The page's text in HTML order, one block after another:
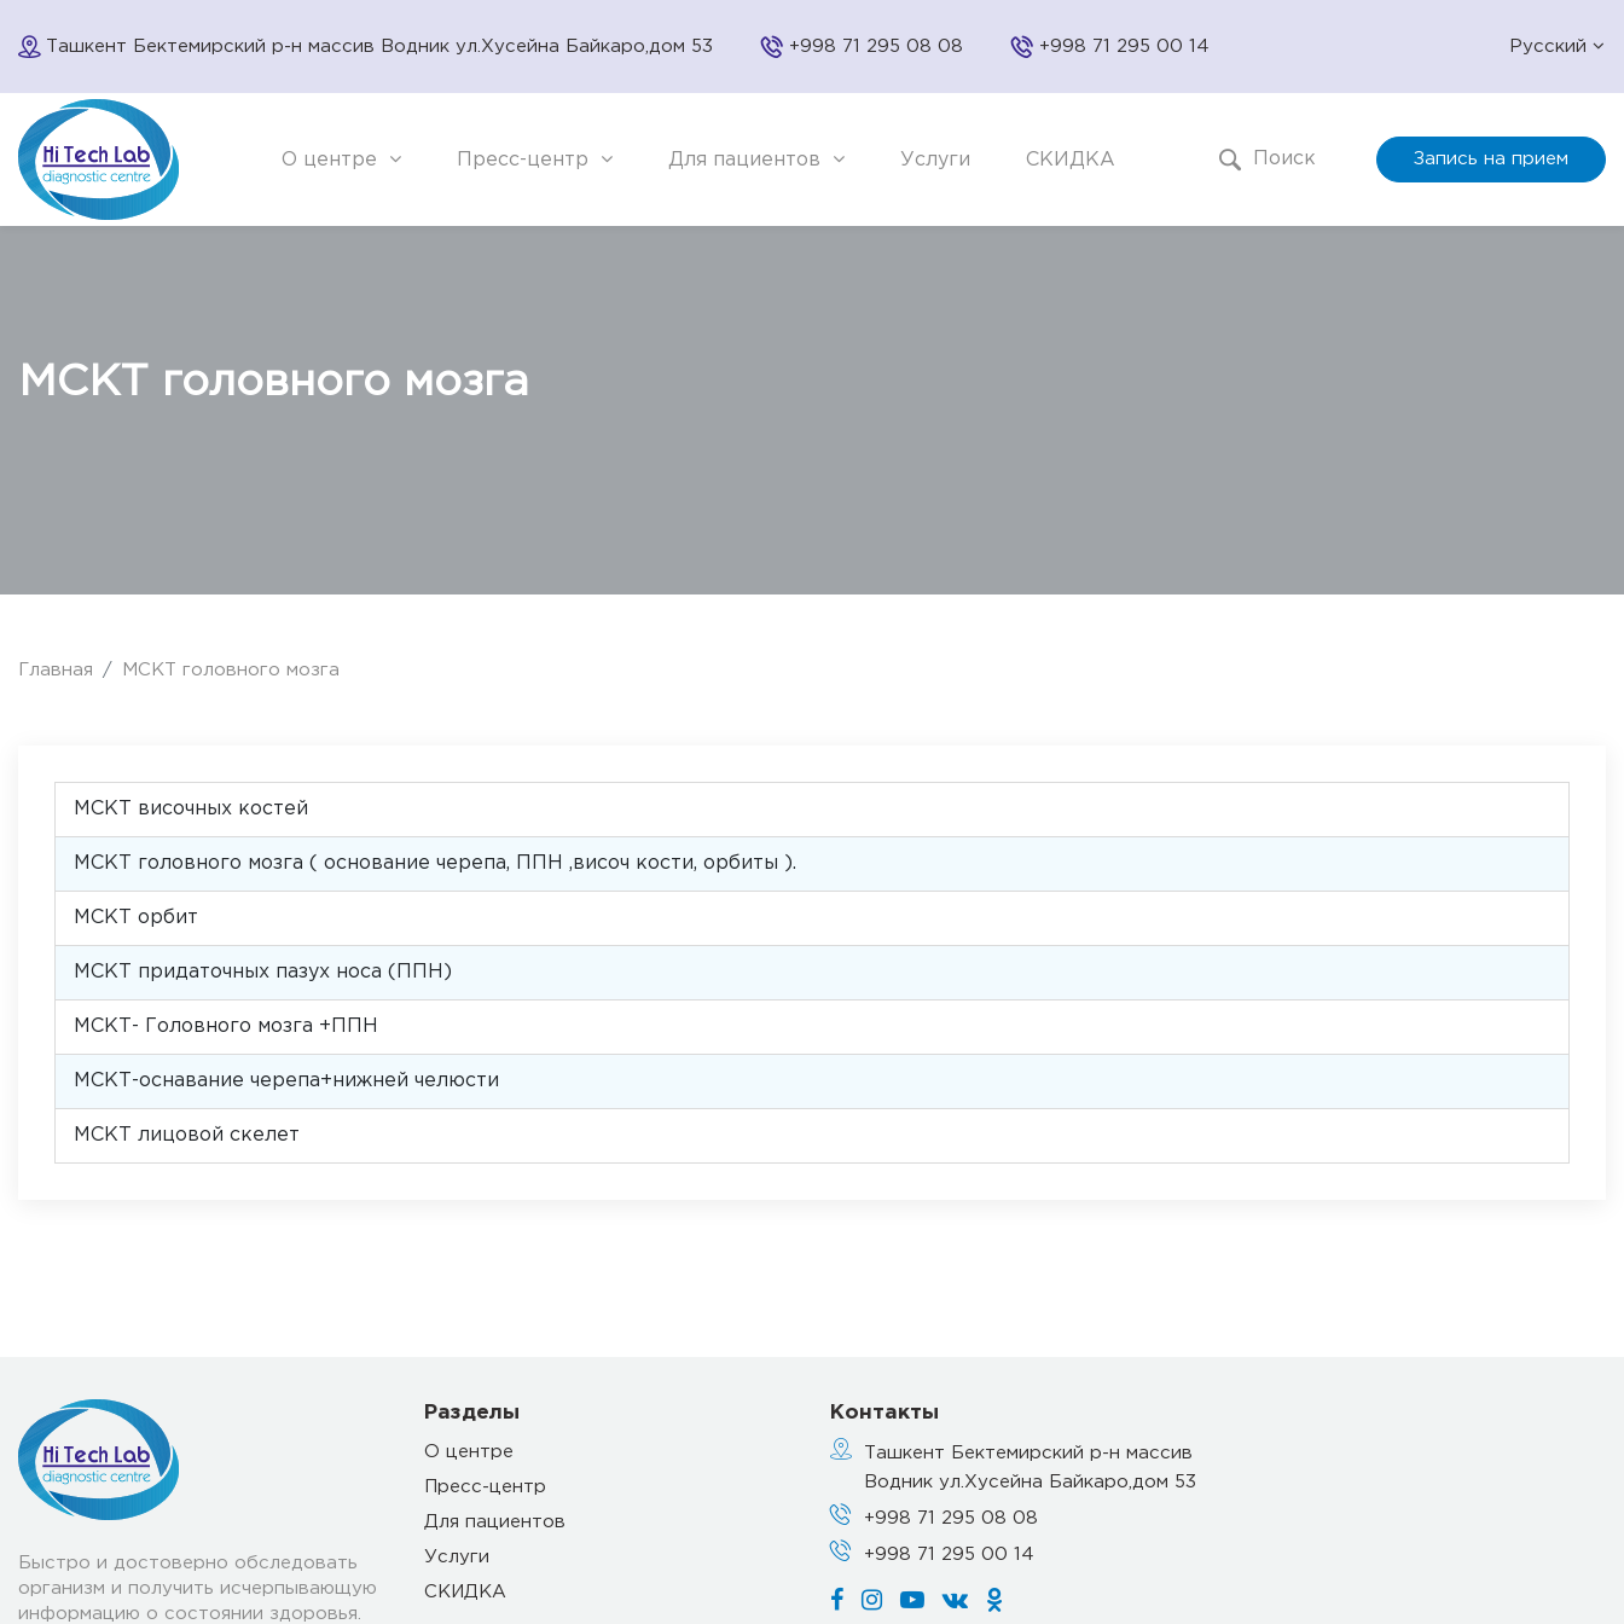
Ташкент Бектемирский р-н массив Водник ул.Хусейна Байкаро,дом 53 +998 71 295 08 08 +998 71 295 00 14 Русский
О центре Пресс-центр Для пациентов Услуги СКИДКА Поиск Запись на прием
МСКТ головного мозга
Главная МСКТ головного мозга
МСКТ височных костей
МСКТ головного мозга ( основание черепа, ППН ,височ кости, орбиты ).
МСКТ орбит
МСКТ придаточных пазух носа (ППН)
МСКТ- Головного мозга +ППН
МСКТ-оснавание черепа+нижней челюсти
МСКТ лицовой скелет
Быстро и достоверно обследовать
организм и получить исчерпывающую
информацию о состоянии здоровья.
Разделы
О центре
Пресс-центр
Для пациентов
Услуги
СКИДКА
Контакты
Ташкент Бектемирский р-н массив
Водник ул.Хусейна Байкаро,дом 53
+998 71 295 08 08
+998 71 295 00 14